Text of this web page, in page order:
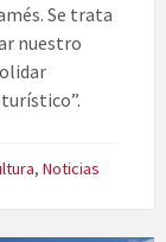
Se trata
nuestro
, Noticias